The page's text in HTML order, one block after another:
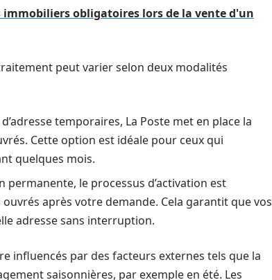
immobiliers obligatoires lors de la vente d'un
peut varier selon deux modalités
temporaires, La Poste met en place la
Cette option est idéale pour ceux qui
quelques mois.
permanente, le processus d’activation est
après votre demande. Cela garantit que vos
adresse sans interruption.
influencés par des facteurs externes tels que la
saisonnières, par exemple en été. Les